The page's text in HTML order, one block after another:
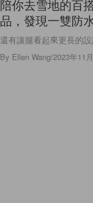
陪你去雪地的百
品，發現一雙防
還有讓腿看起來更長的
By Ellen Wang/2023年11